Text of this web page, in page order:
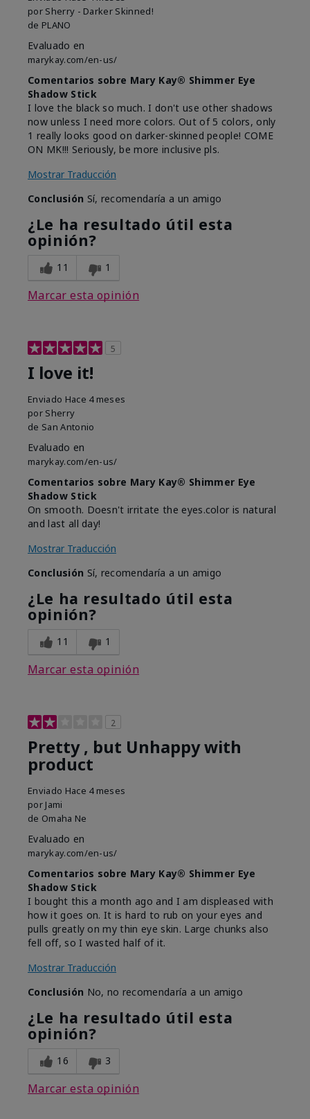
por Sherry - Darker Skinned!
de PLANO
Evaluado en
marykay.com/en-us/
Comentarios sobre Mary Kay® Shimmer Eye
Shadow Stick
I love the black so much. I don't use other shadows
now unless I need more colors. Out of 5 colors, only
1 really looks good on darker-skinned people! COME
ON MK!!! Seriously, be more inclusive pls.
Mostrar Traducción
Conclusión Sí, recomendaría a un amigo
¿Le ha resultado útil esta
opinión?
11 1
Marcar esta opinión
5
I love it!
Enviado Hace 4 meses
por Sherry
de San Antonio
Evaluado en
marykay.com/en-us/
Comentarios sobre Mary Kay® Shimmer Eye
Shadow Stick
On smooth. Doesn't irritate the eyes.color is natural
and last all day!
Mostrar Traducción
Conclusión Sí, recomendaría a un amigo
¿Le ha resultado útil esta
opinión?
11 1
Marcar esta opinión
2
Pretty , but Unhappy with
product
Enviado Hace 4 meses
por Jami
de Omaha Ne
Evaluado en
marykay.com/en-us/
Comentarios sobre Mary Kay® Shimmer Eye
Shadow Stick
I bought this a month ago and I am displeased with
how it goes on. It is hard to rub on your eyes and
pulls greatly on my thin eye skin. Large chunks also
fell off, so I wasted half of it.
Mostrar Traducción
Conclusión No, no recomendaría a un amigo
¿Le ha resultado útil esta
opinión?
16 3
Marcar esta opinión